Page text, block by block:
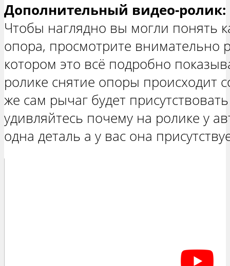
Дополнительный видео-ролик:
Чтобы наглядно вы могли понять
опора, просмотрите внимательно
котором это всё подробно
ролике снятие опоры происходит
же сам рычаг будет
удивляйтесь почему на ролике у
одна деталь а у вас она